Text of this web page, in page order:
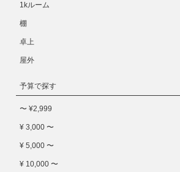
1kルーム
棚
卓上
屋外
予算で探す
〜 ¥2,999
¥ 3,000 〜
¥ 5,000 〜
¥ 10,000 〜